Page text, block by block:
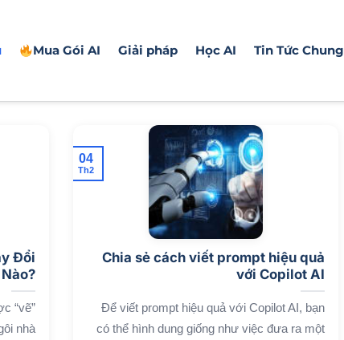
Mua Gói AI Giải pháp Học AI Tin Tức Chung
Đổi
“vẽ”
nhà
Chia sẻ cách viết prompt hiệu quả
với Copilot AI
Để viết prompt hiệu quả với Copilot AI, bạn
có thể hình dung giống như việc đưa ra một
04
Th2